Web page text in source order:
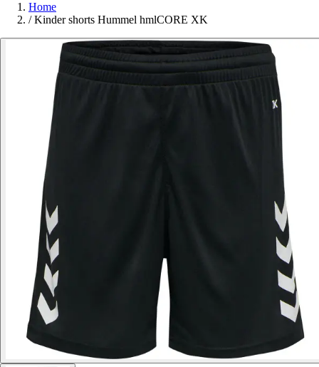
Home
/ Kinder shorts Hummel hmlCORE XK